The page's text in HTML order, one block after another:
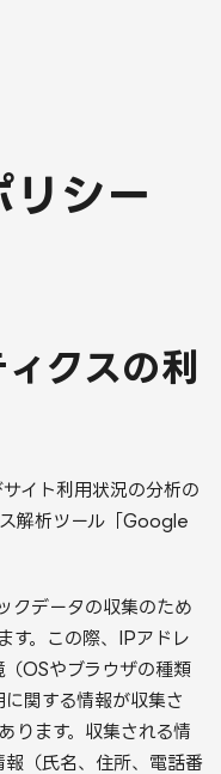
リシー
クスの利
イト利用状況の分析の
解析ツール「Google
クデータの収集のため
す。この際、IPアドレ
OSやブラウザの種類
関する情報が収集さ
ります。収集される情
（氏名、住所、電話番